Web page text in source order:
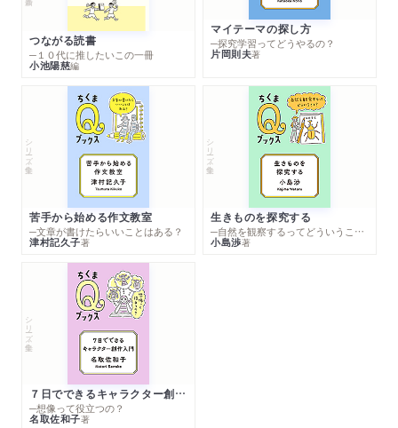
つながる読書
─１０代に推したいこの一冊
小池陽慈編
マイテーマの探し方
─探究学習ってどうやるの？
片岡則夫著
シリーズ・全集
苦手から始める作文教室
─文章が書けたらいいことはある？
津村記久子著
シリーズ・全集
生きものを探究する
─自然を観察するってどういうこと？
小島渉著
シリーズ・全集
７日でできるキャラクター創作入門
─想像って役立つの？
名取佐和子著